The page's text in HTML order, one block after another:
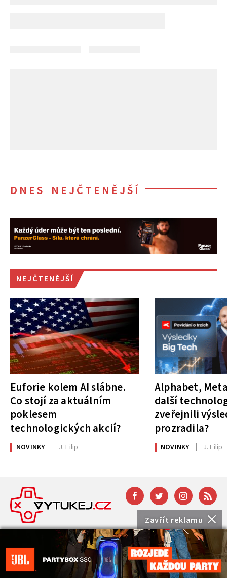
Zavřít reklamu
DNES NEJČTENĚJŠÍ
NEJČTENĚJŠÍ
Euforie kolem AI slábne.
Co stojí za aktuálním
poklesem
technologických akcií?
NOVINKY J. Filip
Alphabet,
další
zveřejnili
prozradila?
NOVINKY J. Filip